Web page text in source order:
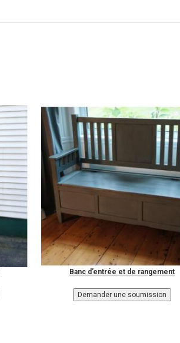
Banc d’entrée et de rangement